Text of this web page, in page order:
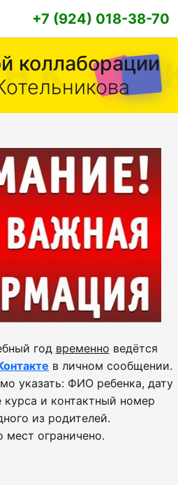
+7 (924) 018-38-70
коллаборации
год временно ведётся
в личном сообщении.
указать: ФИО ребенка, дату
курса и контактный номер
из родителей.
мест ограничено.